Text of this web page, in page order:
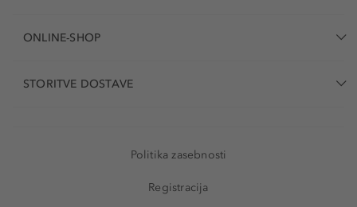
ONLINE-SHOP
STORITVE DOSTAVE
Politika zasebnosti
Registracija